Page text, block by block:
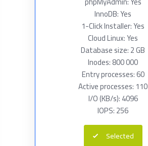
InnoDB: Yes
1-Click Installer: Yes
Cloud Linux: Yes
Database size: 2 GB
Inodes: 800 000
Entry processes: 60
Active processes: 110
I/O (KB/s): 4096
IOPS: 256
Selected